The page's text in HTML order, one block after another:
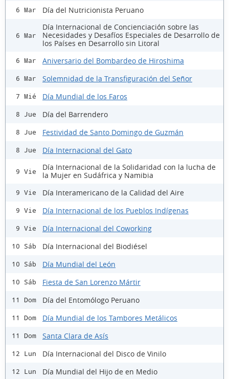
6 Mar Día del Nutricionista Peruano
6 Mar
Día Internacional de Concienciación sobre las
Necesidades y Desafíos Especiales de Desarrollo de
los Países en Desarrollo sin Litoral
6 Mar Aniversario del Bombardeo de Hiroshima
6 Mar Solemnidad de la Transfiguración del Señor
7 Mié Día Mundial de los Faros
8 Jue Día del Barrendero
8 Jue Festividad de Santo Domingo de Guzmán
8 Jue Día Internacional del Gato
9 Vie
Día Internacional de la Solidaridad con la lucha de
la Mujer en Sudáfrica y Namibia
9 Vie Día Interamericano de la Calidad del Aire
9 Vie Día Internacional de los Pueblos Indígenas
9 Vie Día Internacional del Coworking
10 Sáb Día Internacional del Biodiésel
10 Sáb Día Mundial del León
10 Sáb Fiesta de San Lorenzo Mártir
11 Dom Día del Entomólogo Peruano
11 Dom Día Mundial de los Tambores Metálicos
11 Dom Santa Clara de Asís
12 Lun Día Internacional del Disco de Vinilo
12 Lun Día Mundial del Hijo de en Medio